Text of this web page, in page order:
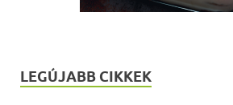
LEGÚJABB CIKKEK